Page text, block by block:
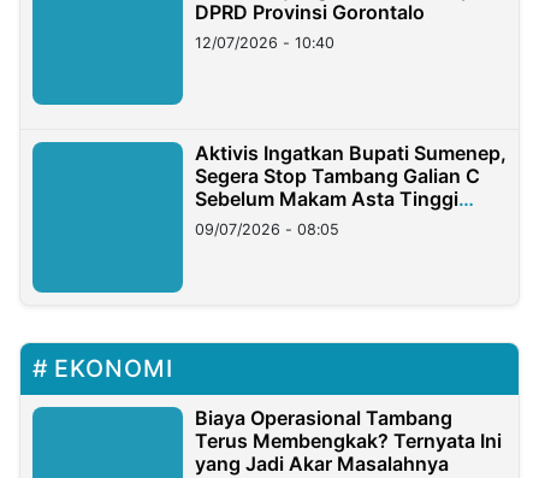
DPRD Provinsi Gorontalo
12/07/2026 - 10:40
Aktivis Ingatkan Bupati Sumenep,
Segera Stop Tambang Galian C
Sebelum Makam Asta Tinggi
Longsor
09/07/2026 - 08:05
EKONOMI
Biaya Operasional Tambang
Terus Membengkak? Ternyata Ini
yang Jadi Akar Masalahnya